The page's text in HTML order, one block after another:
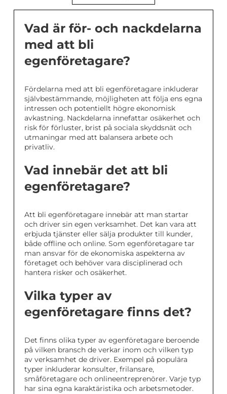
Vad är för- och nackdelarna
med att bli
egenföretagare?
Fördelarna med att bli egenföretagare inkluderar
självbestämmande, möjligheten att följa ens egna
intressen och potentiellt högre ekonomisk
avkastning. Nackdelarna innefattar osäkerhet och
risk för förluster, brist på sociala skyddsnät och
utmaningar med att balansera arbete och
privatliv.
Vad innebär det att bli
egenföretagare?
Att bli egenföretagare innebär att man startar
och driver sin egen verksamhet. Det kan vara att
erbjuda tjänster eller sälja produkter till kunder,
både offline och online. Som egenföretagare tar
man ansvar för de ekonomiska aspekterna av
företaget och behöver vara disciplinerad och
hantera risker och osäkerhet.
Vilka typer av
egenföretagare finns det?
Det finns olika typer av egenföretagare beroende
på vilken bransch de verkar inom och vilken typ
av verksamhet de driver. Exempel på populära
typer inkluderar konsulter, frilansare,
småföretagare och onlineentreprenörer. Varje typ
har sina egna karaktäristika och arbetsmetoder.